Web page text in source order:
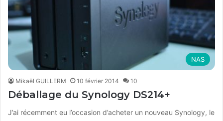
NAS
Mikaël GUILLERM 10 février 2014 10
Déballage du Synology DS214+
J’ai récemment eu l’occasion d’acheter un nouveau Synology, le